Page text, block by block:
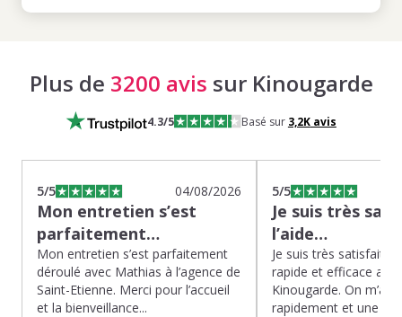
Plus de 3200 avis sur Kinougarde
4.3/5 Basé sur 3,2Kavis
5/5 04/08/2026
Mon entretien s’est
parfaitement…
Mon entretien s’est parfaitement
déroulé avec Mathias à l’agence de
Saint-Etienne. Merci pour l’accueil
et la bienveillance...
5/5
Je suis très
l’aide…
Je suis très satisfaite
rapide et efficace
Kinougarde. On m’a
rapidement et une